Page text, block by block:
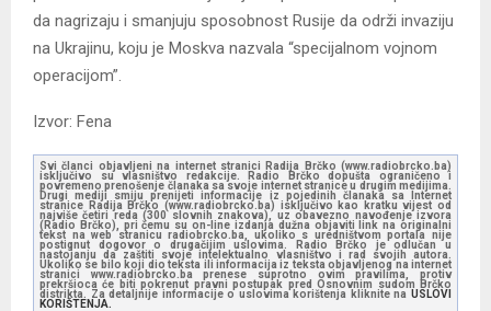
da nagrizaju i smanjuju sposobnost Rusije da održi invaziju
na Ukrajinu, koju je Moskva nazvala “specijalnom vojnom
operacijom”.
Izvor: Fena
Svi članci objavljeni na internet stranici Radija Brčko (www.radiobrcko.ba)
isključivo su vlasništvo redakcije. Radio Brčko dopušta ograničeno i
povremeno prenošenje članaka sa svoje internet stranice u drugim medijima.
Drugi mediji smiju prenijeti informacije iz pojedinih članaka sa Internet
stranice Radija Brčko (www.radiobrcko.ba) isključivo kao kratku vijest od
najviše četiri reda (300 slovnih znakova), uz obavezno navođenje izvora
(Radio Brčko), pri čemu su on-line izdanja dužna objaviti link na originalni
tekst na web stranicu radiobrcko.ba, ukoliko s uredništvom portala nije
postignut dogovor o drugačijim uslovima. Radio Brčko je odlučan u
nastojanju da zaštiti svoje intelektualno vlasništvo i rad svojih autora.
Ukoliko se bilo koji dio teksta ili informacija iz teksta objavljenog na internet
stranici www.radiobrcko.ba prenese suprotno ovim pravilima, protiv
prekršioca će biti pokrenut pravni postupak pred Osnovnim sudom Brčko
distrikta. Za detaljnije informacije o uslovima korištenja kliknite na USLOVI
KORIŠTENJA.